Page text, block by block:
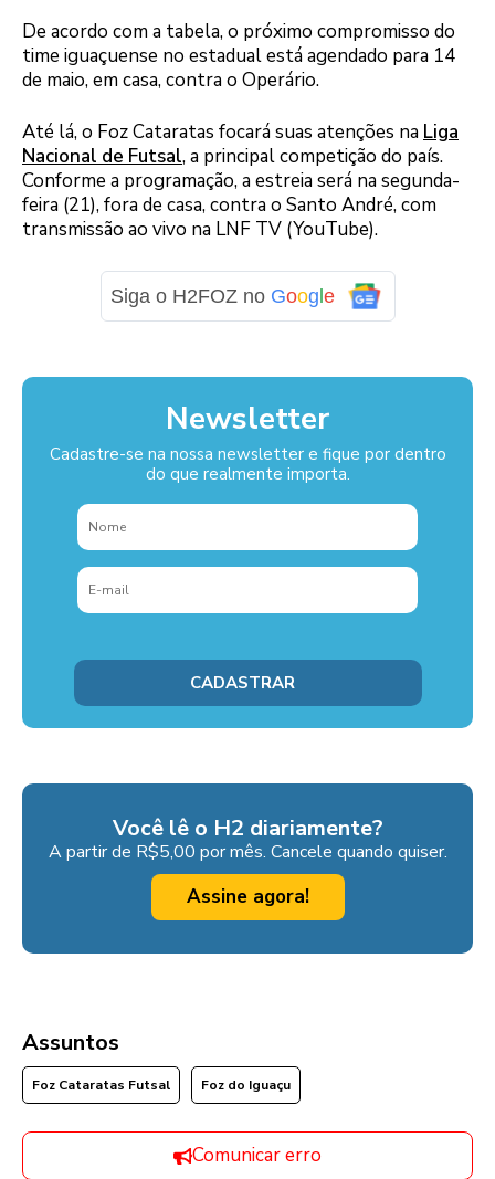
De acordo com a tabela, o próximo compromisso do
time iguaçuense no estadual está agendado para 14
de maio, em casa, contra o Operário.
Até lá, o Foz Cataratas focará suas atenções na Liga
Nacional de Futsal, a principal competição do país.
Conforme a programação, a estreia será na segunda-
feira (21), fora de casa, contra o Santo André, com
transmissão ao vivo na LNF TV (YouTube).
Siga o H2FOZ no Google
Newsletter
Cadastre-se na nossa newsletter e fique por dentro
do que realmente importa.
Você lê o H2 diariamente?
A partir de R$5,00 por mês. Cancele quando quiser.
Assine agora!
Assuntos
Foz Cataratas Futsal Foz do Iguaçu
Comunicar erro